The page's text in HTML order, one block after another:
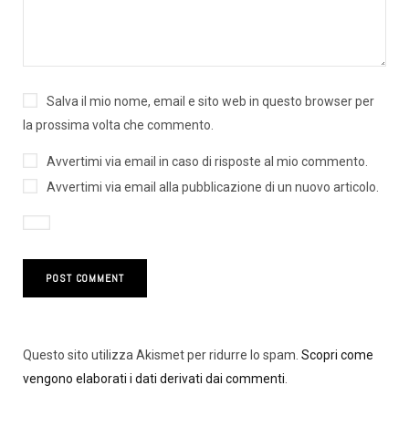
Salva il mio nome, email e sito web in questo browser per
la prossima volta che commento.
Avvertimi via email in caso di risposte al mio commento.
Avvertimi via email alla pubblicazione di un nuovo articolo.
Questo sito utilizza Akismet per ridurre lo spam. Scopri come
vengono elaborati i dati derivati dai commenti